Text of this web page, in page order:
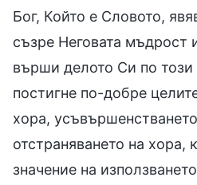
Бог, Който е Словото,
съзре Неговата мъдрост
върши делото Си по този
постигне по-добре
хора,
отстраняването на хора,
значение на